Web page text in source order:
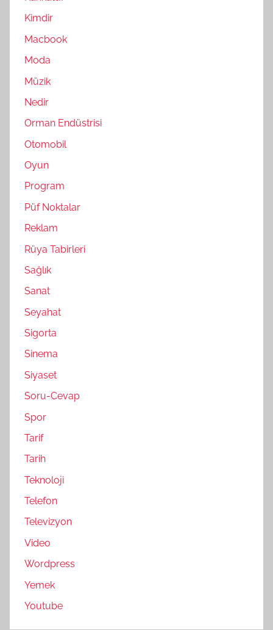
Kimdir
Macbook
Moda
Müzik
Nedir
Orman Endüstrisi
Otomobil
Oyun
Program
Püf Noktalar
Reklam
Rüya Tabirleri
Sağlık
Sanat
Seyahat
Sigorta
Sinema
Siyaset
Soru-Cevap
Spor
Tarif
Tarih
Teknoloji
Telefon
Televizyon
Video
Wordpress
Yemek
Youtube